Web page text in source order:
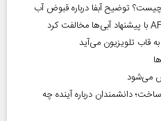
توضیح آبفا درباره قبوض آب
قاب تلویزیون می‌آید
می‌شود
دانشمندان درباره آینده چه